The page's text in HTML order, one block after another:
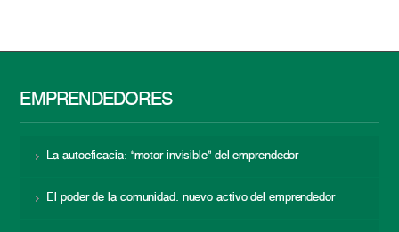
EMPRENDEDORES
La autoeficacia: “motor invisible” del emprendedor
El poder de la comunidad: nuevo activo del emprendedor